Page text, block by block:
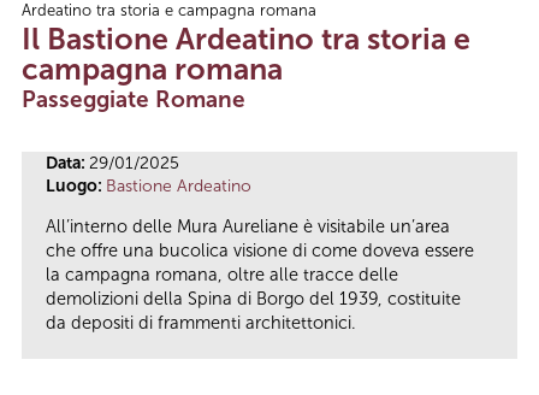
Tu sei qui
Ardeatino tra storia e campagna romana
Il Bastione Ardeatino tra storia e
campagna romana
Passeggiate Romane
Data: 29/01/2025
Luogo: Bastione Ardeatino
All’interno delle Mura Aureliane è visitabile un’area
che offre una bucolica visione di come doveva essere
la campagna romana, oltre alle tracce delle
demolizioni della Spina di Borgo del 1939, costituite
da depositi di frammenti architettonici.